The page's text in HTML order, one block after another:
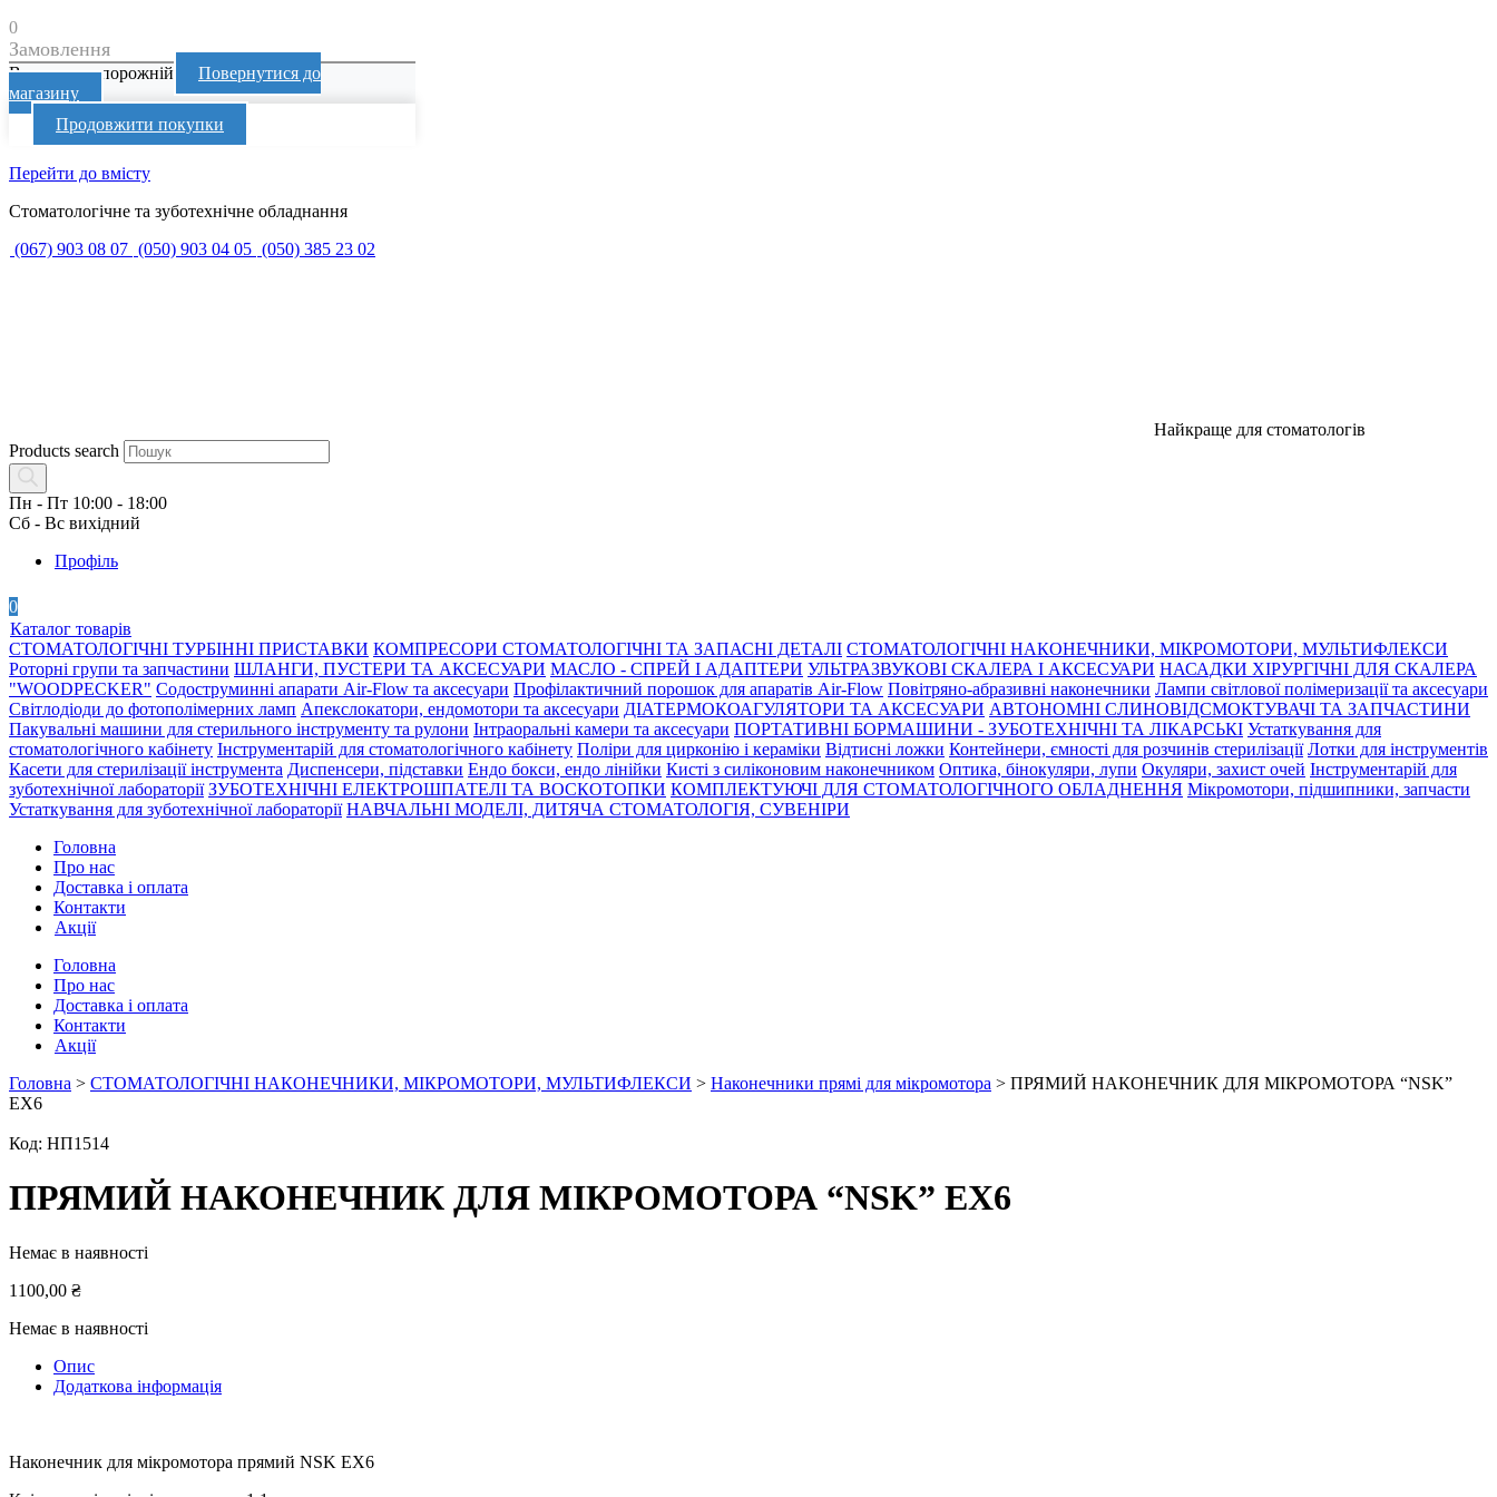
0
Замовлення
Ваш кошик порожній
Повернутися до
магазину
Продовжити покупки
Перейти до вмісту
Стоматологічне та зуботехнічне обладнання
(067) 903 08 07 (050) 903 04 05 (050) 385 23 02
Найкраще для стоматологів
Products search
Пн - Пт 10:00 - 18:00
Сб - Вс вихідний
Профіль
0
Каталог товарів
СТОМАТОЛОГІЧНІ ТУРБІННІ ПРИСТАВКИ КОМПРЕСОРИ СТОМАТОЛОГІЧНІ ТА ЗАПАСНІ ДЕТАЛІ СТОМАТОЛОГІЧНІ НАКОНЕЧНИКИ, МІКРОМОТОРИ, МУЛЬТИФЛЕКСИ
Роторні групи та запчастини ШЛАНГИ, ПУСТЕРИ ТА АКСЕСУАРИ МАСЛО - СПРЕЙ І АДАПТЕРИ УЛЬТРАЗВУКОВІ СКАЛЕРА І АКСЕСУАРИ НАСАДКИ ХІРУРГІЧНІ ДЛЯ СКАЛЕРА
"WOODPECKER" Содоструминні апарати Air-Flow та аксесуари Профілактичний порошок для апаратів Air-Flow Повітряно-абразивні наконечники Лампи світлової полімеризації та аксесуари
Світлодіоди до фотополімерних ламп Апекслокатори, ендомотори та аксесуари ДІАТЕРМОКОАГУЛЯТОРИ ТА АКСЕСУАРИ АВТОНОМНІ СЛИНОВІДСМОКТУВАЧІ ТА ЗАПЧАСТИНИ
Пакувальні машини для стерильного інструменту та рулони Інтраоральні камери та аксесуари ПОРТАТИВНІ БОРМАШИНИ - ЗУБОТЕХНІЧНІ ТА ЛІКАРСЬКІ Устаткування для
стоматологічного кабінету Інструментарій для стоматологічного кабінету Поліри для цирконію і кераміки Відтисні ложки Контейнери, ємності для розчинів стерилізації Лотки для інструментів
Касети для стерилізації інструмента Диспенсери, підставки Ендо бокси, ендо лінійки Кисті з силіконовим наконечником Оптика, бінокуляри, лупи Окуляри, захист очей Інструментарій для
зуботехнічної лабораторії ЗУБОТЕХНІЧНІ ЕЛЕКТРОШПАТЕЛІ ТА ВОСКОТОПКИ КОМПЛЕКТУЮЧІ ДЛЯ СТОМАТОЛОГІЧНОГО ОБЛАДНЕННЯ Мікромотори, підшипники, запчасти
Устаткування для зуботехнічної лабораторії НАВЧАЛЬНІ МОДЕЛІ, ДИТЯЧА СТОМАТОЛОГІЯ, СУВЕНІРИ
Головна
Про нас
Доставка і оплата
Контакти
Акції
Головна
Про нас
Доставка і оплата
Контакти
Акції
Головна > СТОМАТОЛОГІЧНІ НАКОНЕЧНИКИ, МІКРОМОТОРИ, МУЛЬТИФЛЕКСИ > Наконечники прямі для мікромотора > ПРЯМИЙ НАКОНЕЧНИК ДЛЯ МІКРОМОТОРА “NSK”
EX6
Код: НП1514
ПРЯМИЙ НАКОНЕЧНИК ДЛЯ МІКРОМОТОРА “NSK” EX6
Немає в наявності
1100,00 ₴
Немає в наявності
Опис
Додаткова інформація
Наконечник для мікромотора прямий NSK EX6